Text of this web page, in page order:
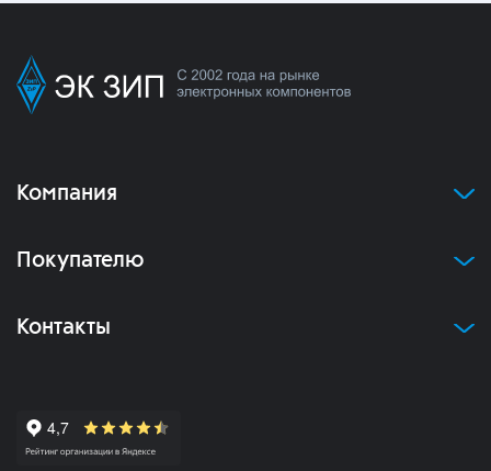
Компания
Покупателю
Контакты